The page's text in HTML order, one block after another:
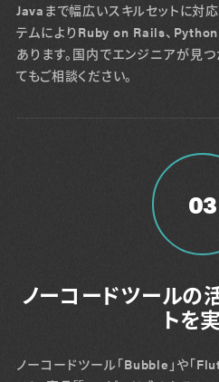
Javaまで幅広いスキルセットに対
テムによりRuby on Rails、
あります。国内でエンジニアが見
てもご相談ください。
03
ノーコードツールの
トを
ノーコードツール「Bubble」や「